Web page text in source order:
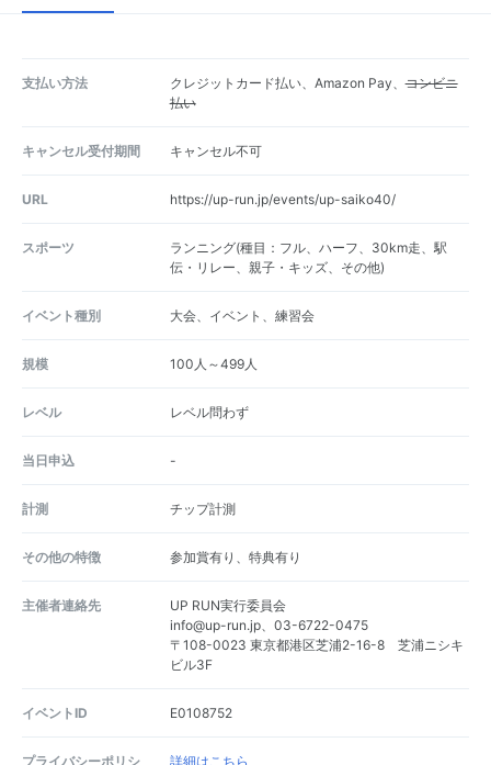
支払い方法 クレジットカード払い、Amazon Pay、コンビニ
払い
キャンセル受付期間 キャンセル不可
URL https://up-run.jp/events/up-saiko40/
スポーツ
ランニング(種目：フル、ハーフ、30km走、駅
伝・リレー、親子・キッズ、その他)
イベント種別 大会、イベント、練習会
規模 100人～499人
レベル レベル問わず
当日申込 -
計測 チップ計測
その他の特徴 参加賞有り、特典有り
主催者連絡先
UP RUN実行委員会
info@up-run.jp、03-6722-0475
〒108-0023 東京都港区芝浦2-16-8 芝浦ニシキ
ビル3F
イベントID E0108752
プライバシーポリシ 詳細はこちら